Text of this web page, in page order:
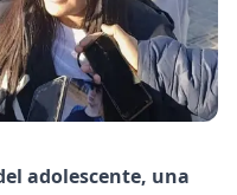
adolescente, una